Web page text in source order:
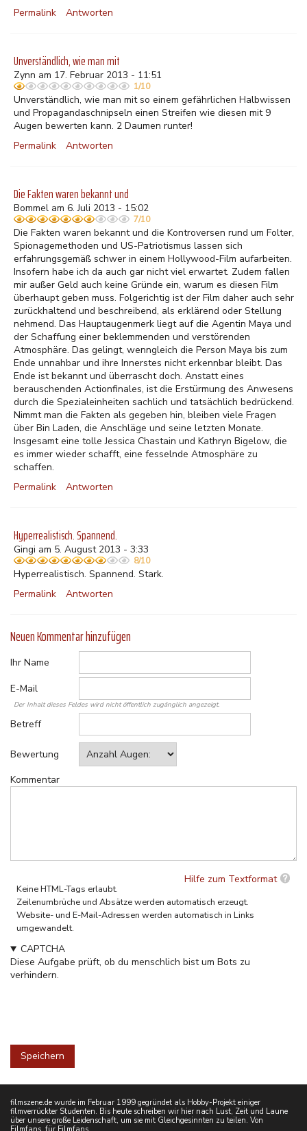
Permalink
Antworten
Unverständlich, wie man mit
Zynn am 17. Februar 2013 - 11:51
1/10
Unverständlich, wie man mit so einem gefährlichen Halbwissen
und Propagandaschnipseln einen Streifen wie diesen mit 9
Augen bewerten kann. 2 Daumen runter!
Permalink
Antworten
Die Fakten waren bekannt und
Bommel am 6. Juli 2013 - 15:02
7/10
Die Fakten waren bekannt und die Kontroversen rund um Folter,
Spionagemethoden und US-Patriotismus lassen sich
erfahrungsgemäß schwer in einem Hollywood-Film aufarbeiten.
Insofern habe ich da auch gar nicht viel erwartet. Zudem fallen
mir außer Geld auch keine Gründe ein, warum es diesen Film
überhaupt geben muss. Folgerichtig ist der Film daher auch sehr
zurückhaltend und beschreibend, als erklärend oder Stellung
nehmend. Das Hauptaugenmerk liegt auf die Agentin Maya und
der Schaffung einer beklemmenden und verstörenden
Atmosphäre. Das gelingt, wenngleich die Person Maya bis zum
Ende unnahbar und ihre Innerstes nicht erkennbar bleibt. Das
Ende ist bekannt und überrascht doch. Anstatt eines
berauschenden Actionfinales, ist die Erstürmung des Anwesens
durch die Spezialeinheiten sachlich und tatsächlich bedrückend.
Nimmt man die Fakten als gegeben hin, bleiben viele Fragen
über Bin Laden, die Anschläge und seine letzten Monate.
Insgesamt eine tolle Jessica Chastain und Kathryn Bigelow, die
es immer wieder schafft, eine fesselnde Atmosphäre zu
schaffen.
Permalink
Antworten
Hyperrealistisch. Spannend.
Gingi am 5. August 2013 - 3:33
8/10
Hyperrealistisch. Spannend. Stark.
Permalink
Antworten
Neuen Kommentar hinzufügen
Ihr Name
E-Mail
Der Inhalt dieses Feldes wird nicht öffentlich zugänglich angezeigt.
Betreff
Bewertung
Kommentar
Hilfe zum Textformat
Keine HTML-Tags erlaubt.
Zeilenumbrüche und Absätze werden automatisch erzeugt.
Website- und E-Mail-Adressen werden automatisch in Links
umgewandelt.
CAPTCHA
Diese Aufgabe prüft, ob du menschlich bist um Bots zu
verhindern.
filmszene.de wurde im Februar 1999 gegründet als Hobby-Projekt einiger
filmverrückter Studenten. Bis heute schreiben wir hier nach Lust, Zeit und Laune
über unsere große Leidenschaft, um sie mit Gleichgesinnten zu teilen. Von